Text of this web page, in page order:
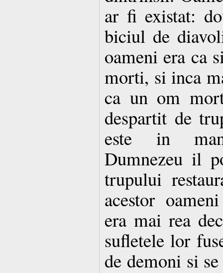
ar fi existat:
biciul de
oameni era ca
morti, si inca
ca un om
despartit de
este in
Dumnezeu il
trupului
acestor
era mai rea
sufletele lor
de demoni si